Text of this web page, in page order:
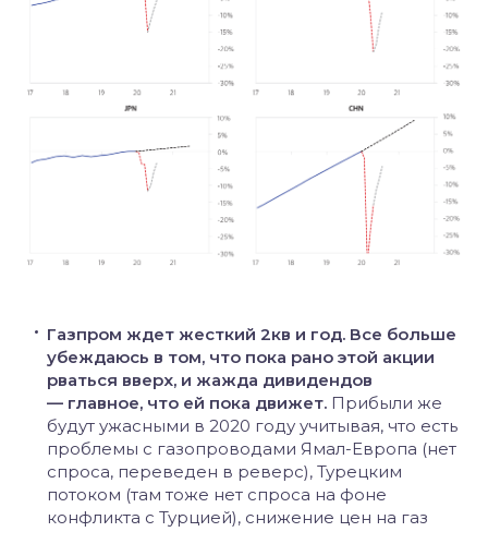
Газпром ждет жесткий 2кв и год. Все больше
убеждаюсь в том, что пока рано этой акции
рваться вверх, и жажда дивидендов
— главное, что ей пока движет. Прибыли же
будут ужасными в 2020 году учитывая, что есть
проблемы с газопроводами Ямал-Европа (нет
спроса, переведен в реверс), Турецким
потоком (там тоже нет спроса на фоне
конфликта с Турцией), снижение цен на газ